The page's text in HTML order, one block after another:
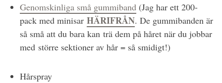
Genomskinliga små gummiband (Jag har ett 200-
pack med minisar HÄRIFRÅN. De gummibanden är
så små att du bara kan trä dem på håret när du jobbar
med större sektioner av hår = så smidigt!)
Hårspray